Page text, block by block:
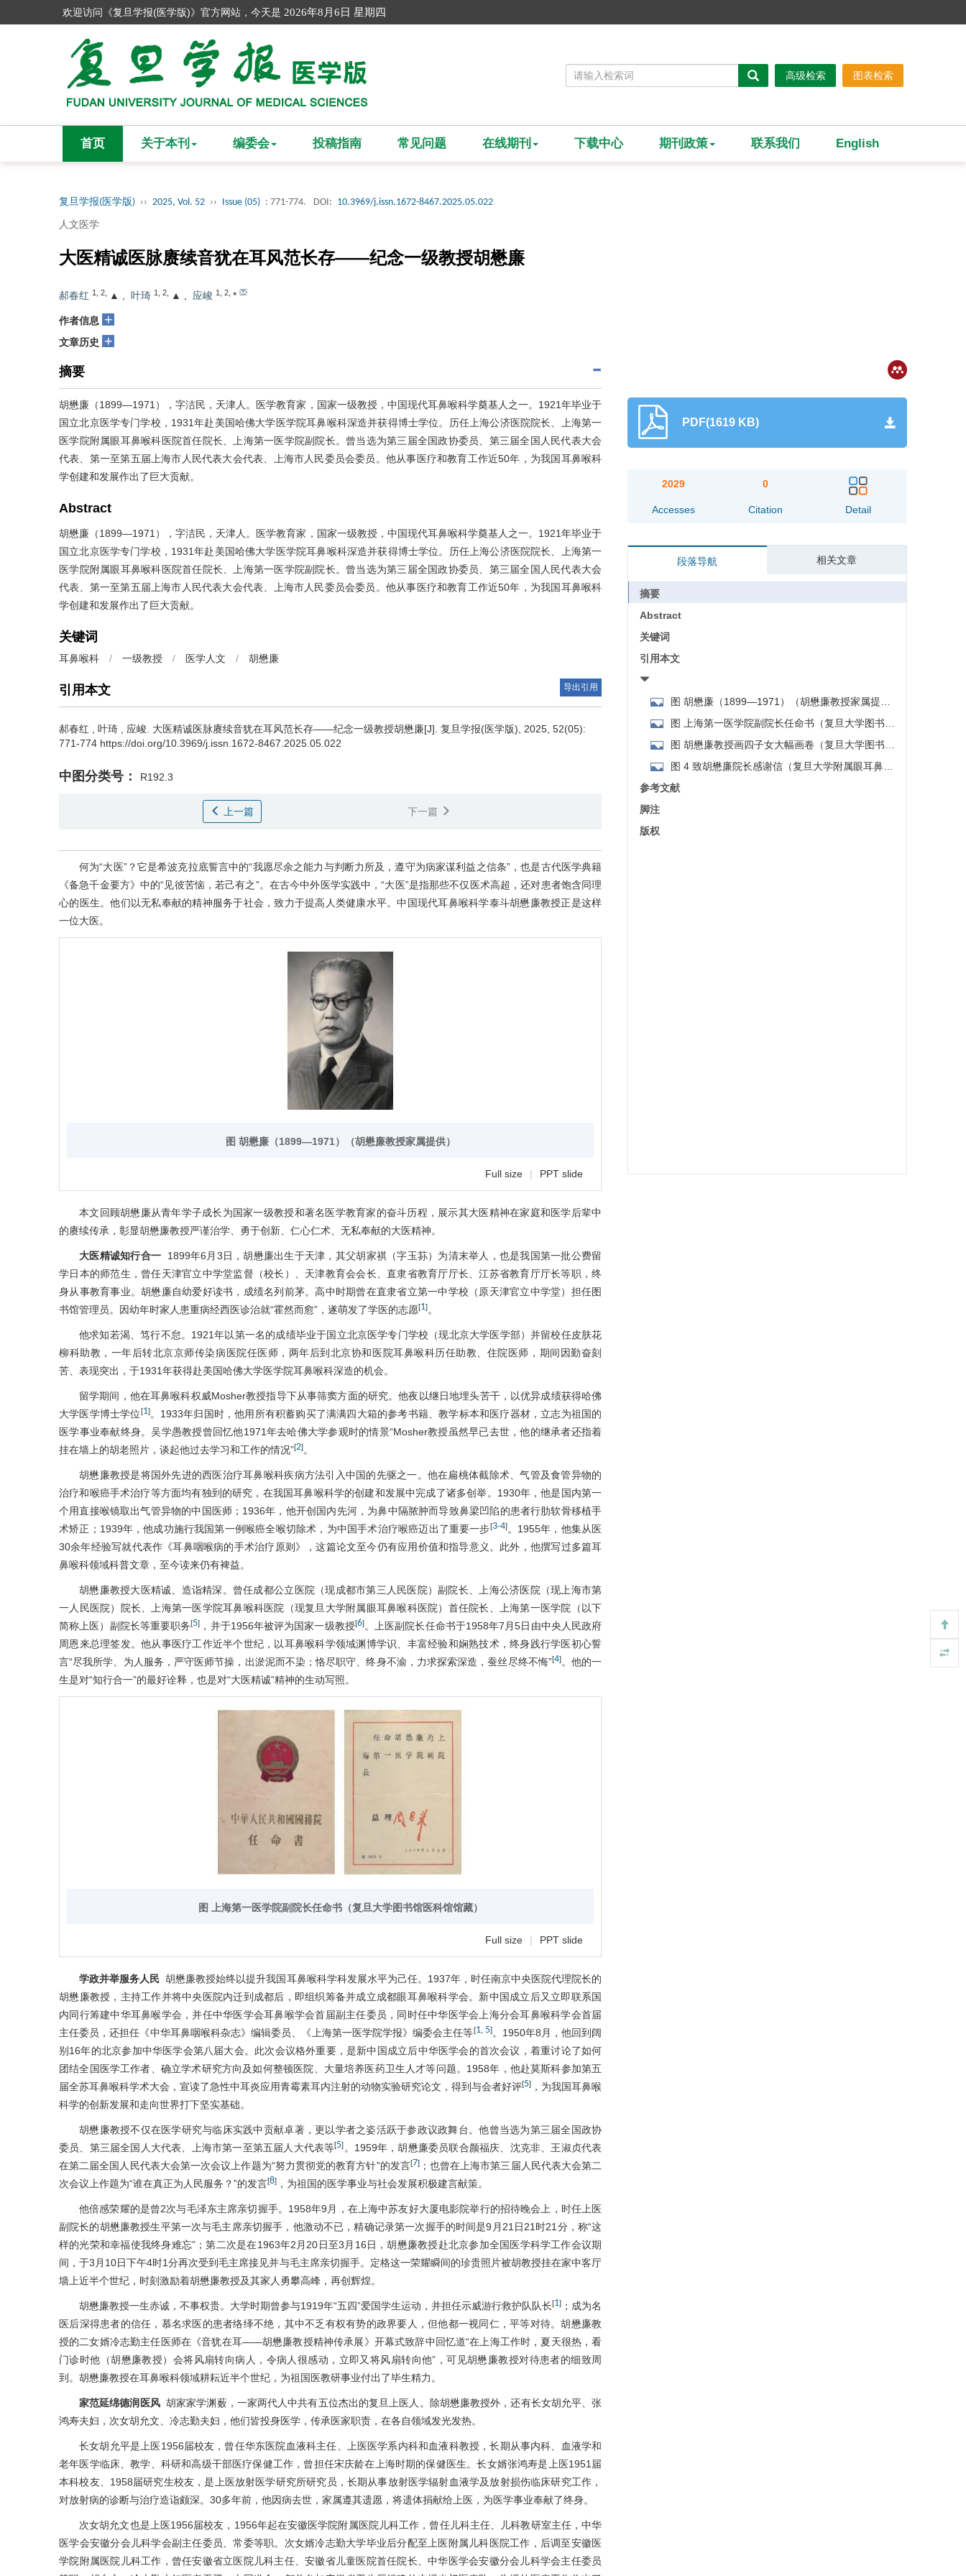
欢迎访问《复旦学报(医学版)》官方网站，今天是 2026年8月6日 星期四
图表检索
高级检索
首页 关于本刊 编委会 投稿指南 常见问题 在线期刊 下载中心 期刊政策 联系我们 English
复旦学报(医学版) ›› 2025, Vol. 52 ›› Issue (05) : 771-774. DOI: 10.3969/j.issn.1672-8467.2025.05.022
人文医学
大医精诚医脉赓续音犹在耳风范长存——纪念一级教授胡懋廉
郝春红 1 2 ▲ 叶琦 1 2 ▲ 应峻 1 2 *
作者信息 +
文章历史 +
摘要
胡懋廉（1899—1971），字洁民，天津人。医学教育家，国家一级教授，中国现代耳鼻喉科学奠基人之一。1921年毕业于
国立北京医学专门学校，1931年赴美国哈佛大学医学院耳鼻喉科深造并获得博士学位。历任上海公济医院院长、上海第一
医学院附属眼耳鼻喉科医院首任院长、上海第一医学院副院长。曾当选为第三届全国政协委员、第三届全国人民代表大会
代表、第一至第五届上海市人民代表大会代表、上海市人民委员会委员。他从事医疗和教育工作近50年，为我国耳鼻喉科
学创建和发展作出了巨大贡献。
Abstract
胡懋廉（1899—1971），字洁民，天津人。医学教育家，国家一级教授，中国现代耳鼻喉科学奠基人之一。1921年毕业于
国立北京医学专门学校，1931年赴美国哈佛大学医学院耳鼻喉科深造并获得博士学位。历任上海公济医院院长、上海第一
医学院附属眼耳鼻喉科医院首任院长、上海第一医学院副院长。曾当选为第三届全国政协委员、第三届全国人民代表大会
代表、第一至第五届上海市人民代表大会代表、上海市人民委员会委员。他从事医疗和教育工作近50年，为我国耳鼻喉科
学创建和发展作出了巨大贡献。
关键词
耳鼻喉科 / 一级教授 / 医学人文 / 胡懋廉
引用本文 导出引用
郝春红 叶琦 应峻
大医精诚医脉赓续音犹在耳风范长存——纪念一级教授胡懋廉[J]. 复旦学报(医学版), 2025, 52(05):
771-774 https://doi.org/10.3969/j.issn.1672-8467.2025.05.022
中图分类号： R192.3
上一篇 下一篇
何为“大医”？它是希波克拉底誓言中的“我愿尽余之能力与判断力所及，遵守为病家谋利益之信条”，也是古代医学典籍
《备急千金要方》中的“见彼苦恼，若己有之”。在古今中外医学实践中，“大医”是指那些不仅医术高超，还对患者饱含同理
心的医生。他们以无私奉献的精神服务于社会，致力于提高人类健康水平。中国现代耳鼻喉科学泰斗胡懋廉教授正是这样
一位大医。
图 胡懋廉（1899—1971）（胡懋廉教授家属提供）
Full size | PPT slide
本文回顾胡懋廉从青年学子成长为国家一级教授和著名医学教育家的奋斗历程，展示其大医精神在家庭和医学后辈中
的赓续传承，彰显胡懋廉教授严谨治学、勇于创新、仁心仁术、无私奉献的大医精神。
大医精诚知行合一 1899年6月3日，胡懋廉出生于天津，其父胡家祺（字玉荪）为清末举人，也是我国第一批公费留
学日本的师范生，曾任天津官立中学堂监督（校长）、天津教育会会长、直隶省教育厅厅长、江苏省教育厅厅长等职，终
身从事教育事业。胡懋廉自幼爱好读书，成绩名列前茅。高中时期曾在直隶省立第一中学校（原天津官立中学堂）担任图
书馆管理员。因幼年时家人患重病经西医诊治就“霍然而愈”，遂萌发了学医的志愿[1]。
他求知若渴、笃行不怠。1921年以第一名的成绩毕业于国立北京医学专门学校（现北京大学医学部）并留校任皮肤花
柳科助教，一年后转北京京师传染病医院任医师，两年后到北京协和医院耳鼻喉科历任助教、住院医师，期间因勤奋刻
苦、表现突出，于1931年获得赴美国哈佛大学医学院耳鼻喉科深造的机会。
留学期间，他在耳鼻喉科权威Mosher教授指导下从事筛窦方面的研究。他夜以继日地埋头苦干，以优异成绩获得哈佛
大学医学博士学位[1]。1933年归国时，他用所有积蓄购买了满满四大箱的参考书籍、教学标本和医疗器材，立志为祖国的
医学事业奉献终身。吴学愚教授曾回忆他1971年去哈佛大学参观时的情景“Mosher教授虽然早已去世，他的继承者还指着
挂在墙上的胡老照片，谈起他过去学习和工作的情况”[2]。
胡懋廉教授是将国外先进的西医治疗耳鼻喉科疾病方法引入中国的先驱之一。他在扁桃体截除术、气管及食管异物的
治疗和喉癌手术治疗等方面均有独到的研究，在我国耳鼻喉科学的创建和发展中完成了诸多创举。1930年，他是国内第一
个用直接喉镜取出气管异物的中国医师；1936年，他开创国内先河，为鼻中隔脓肿而导致鼻梁凹陷的患者行肋软骨移植手
术矫正；1939年，他成功施行我国第一例喉癌全喉切除术，为中国手术治疗喉癌迈出了重要一步[3-4]。1955年，他集从医
30余年经验写就代表作《耳鼻咽喉病的手术治疗原则》，这篇论文至今仍有应用价值和指导意义。此外，他撰写过多篇耳
鼻喉科领域科普文章，至今读来仍有裨益。
胡懋廉教授大医精诚、造诣精深。曾任成都公立医院（现成都市第三人民医院）副院长、上海公济医院（现上海市第
一人民医院）院长、上海第一医学院耳鼻喉科医院（现复旦大学附属眼耳鼻喉科医院）首任院长、上海第一医学院（以下
简称上医）副院长等重要职务[5] ，并于1956年被评为国家一级教授[6]。上医副院长任命书于1958年7月5日由中央人民政府
周恩来总理签发。他从事医疗工作近半个世纪，以耳鼻喉科学领域渊博学识、丰富经验和娴熟技术，终身践行学医初心誓
言“尽我所学、为人服务，严守医师节操，出淤泥而不染；恪尽职守、终身不渝，力求探索深造，蚕丝尽终不悔”[4]。他的一
生是对“知行合一”的最好诠释，也是对“大医精诚”精神的生动写照。
图 上海第一医学院副院长任命书（复旦大学图书馆医科馆馆藏）
Full size | PPT slide
学政并举服务人民 胡懋廉教授始终以提升我国耳鼻喉科学科发展水平为己任。1937年，时任南京中央医院代理院长的
胡懋廉教授，主持工作并将中央医院内迁到成都后，即组织筹备并成立成都眼耳鼻喉科学会。新中国成立后又立即联系国
内同行筹建中华耳鼻喉学会，并任中华医学会耳鼻喉学会首届副主任委员，同时任中华医学会上海分会耳鼻喉科学会首届
主任委员，还担任《中华耳鼻咽喉科杂志》编辑委员、《上海第一医学院学报》编委会主任等[1 5]。1950年8月，他回到阔
别16年的北京参加中华医学会第八届大会。此次会议格外重要，是新中国成立后中华医学会的首次会议，着重讨论了如何
团结全国医学工作者、确立学术研究方向及如何整顿医院、大量培养医药卫生人才等问题。1958年，他赴莫斯科参加第五
届全苏耳鼻喉科学术大会，宣读了急性中耳炎应用青霉素耳内注射的动物实验研究论文，得到与会者好评[5] ，为我国耳鼻喉
科学的创新发展和走向世界打下坚实基础。
胡懋廉教授不仅在医学研究与临床实践中贡献卓著，更以学者之姿活跃于参政议政舞台。他曾当选为第三届全国政协
委员、第三届全国人大代表、上海市第一至第五届人大代表等[5] 。1959年，胡懋廉委员联合颜福庆、沈克非、王淑贞代表
在第二届全国人民代表大会第一次会议上作题为“努力贯彻党的教育方针”的发言[7]；也曾在上海市第三届人民代表大会第二
次会议上作题为“谁在真正为人民服务？”的发言[8] ，为祖国的医学事业与社会发展积极建言献策。
他倍感荣耀的是曾2次与毛泽东主席亲切握手。1958年9月，在上海中苏友好大厦电影院举行的招待晚会上，时任上医
副院长的胡懋廉教授生平第一次与毛主席亲切握手，他激动不已，精确记录第一次握手的时间是9月21日21时21分，称“这
样的光荣和幸福使我终身难忘”；第二次是在1963年2月20日至3月16日，胡懋廉教授赴北京参加全国医学科学工作会议期
间，于3月10日下午4时1分再次受到毛主席接见并与毛主席亲切握手。定格这一荣耀瞬间的珍贵照片被胡教授挂在家中客厅
墙上近半个世纪，时刻激励着胡懋廉教授及其家人勇攀高峰，再创辉煌。
胡懋廉教授一生赤诚，不事权贵。大学时期曾参与1919年“五四”爱国学生运动，并担任示威游行救护队队长[1] ；成为名
医后深得患者的信任，慕名求医的患者络绎不绝，其中不乏有权有势的政界要人，但他都一视同仁，平等对待。胡懋廉教
授的二女婿冷志勤主任医师在《音犹在耳——胡懋廉教授精神传承展》开幕式致辞中回忆道“在上海工作时，夏天很热，看
门诊时他（胡懋廉教授）会将风扇转向病人，令病人很感动，立即又将风扇转向他”，可见胡懋廉教授对待患者的细致周
到。胡懋廉教授在耳鼻喉科领域耕耘近半个世纪，为祖国医教研事业付出了毕生精力。
家范延绵德润医风胡家家学渊薮，一家两代人中共有五位杰出的复旦上医人。除胡懋廉教授外，还有长女胡允平、张
鸿寿夫妇，次女胡允文、冷志勤夫妇，他们皆投身医学，传承医家职责，在各自领域发光发热。
长女胡允平是上医1956届校友，曾任华东医院血液科主任、上医医学系内科和血液科教授，长期从事内科、血液学和
老年医学临床、教学、科研和高级干部医疗保健工作，曾担任宋庆龄在上海时期的保健医生。长女婿张鸿寿是上医1951届
本科校友、1958届研究生校友，是上医放射医学研究所研究员，长期从事放射医学辐射血液学及放射损伤临床研究工作，
对放射病的诊断与治疗造诣颇深。30多年前，他因病去世，家属遵其遗愿，将遗体捐献给上医，为医学事业奉献了终身。
次女胡允文也是上医1956届校友，1956年起在安徽医学院附属医院儿科工作，曾任儿科主任、儿科教研室主任，中华
医学会安徽分会儿科学会副主任委员、常委等职。次女婿冷志勤大学毕业后分配至上医附属儿科医院工作，后调至安徽医
学院附属医院儿科工作，曾任安徽省立医院儿科主任、安徽省儿童医院首任院长、中华医学会安徽分会儿科学会主任委员
PDF(1619 KB)
2029
Accesses
0
Citation Detail
段落导航 相关文章
摘要
Abstract
关键词
引用本文
图 胡懋廉（1899—1971）（胡懋廉教授家属提
供）
图 上海第一医学院副院长任命书（复旦大学图书馆
医科馆馆藏）图 胡懋廉教授画四子女大幅画卷（复旦大学图书馆
医科馆馆藏）图 4 致胡懋廉院长感谢信（复旦大学附属眼耳鼻喉
科医院提供）
参考文献
脚注
版权